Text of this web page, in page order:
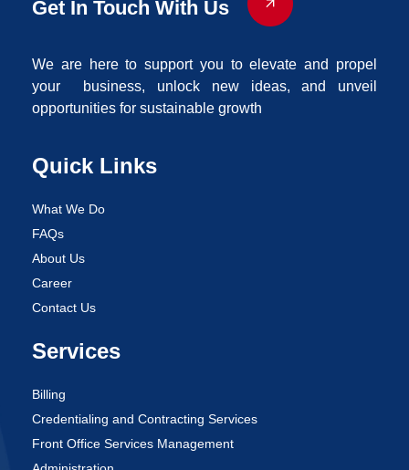
Get In Touch With Us
We are here to support you to elevate and propel
your business, unlock new ideas, and unveil
opportunities for sustainable growth
Quick Links
What We Do
FAQs
About Us
Career
Contact Us
Services
Billing
Credentialing and Contracting Services
Front Office Services Management